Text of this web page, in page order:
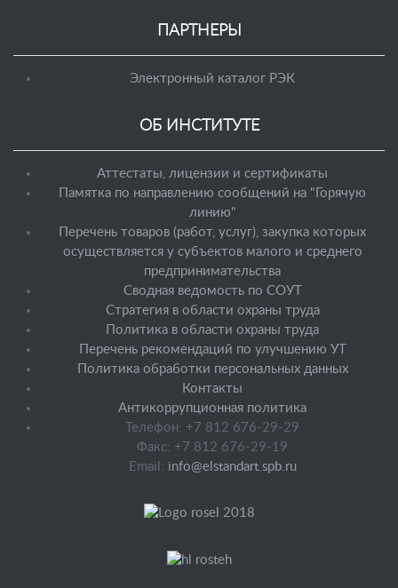
ПАРТНЕРЫ
Электронный каталог РЭК
ОБ ИНСТИТУТЕ
Аттестаты, лицензии и сертификаты
Памятка по направлению сообщений на "Горячую
линию"
Перечень товаров (работ, услуг), закупка которых
осуществляется у субъектов малого и среднего
предпринимательства
Сводная ведомость по СОУТ
Стратегия в области охраны труда
Политика в области охраны труда
Перечень рекомендаций по улучшению УТ
Политика обработки персональных данных
Контакты
Антикоррупционная политика
Телефон: +7 812 676-29-29
Факс: +7 812 676-29-19
Email: info@elstandart.spb.ru